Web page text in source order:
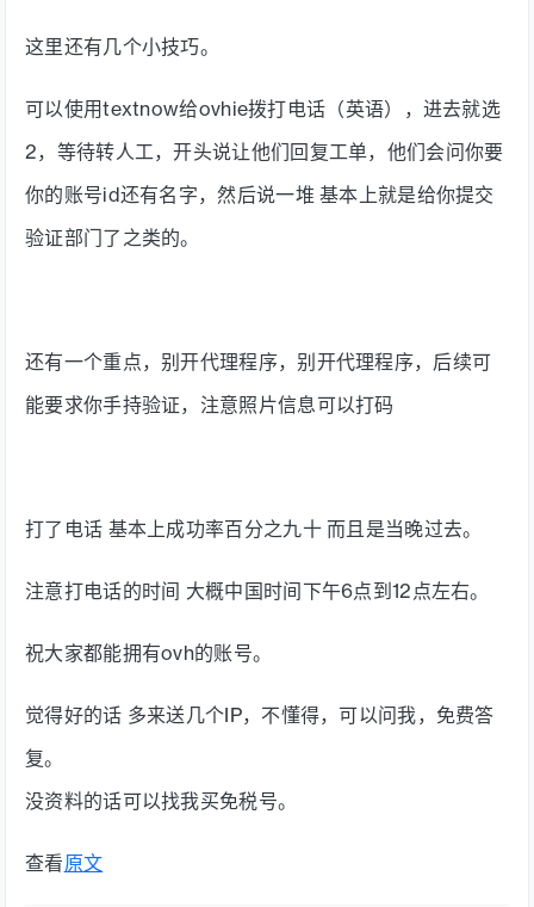
这里还有几个小技巧。
可以使用textnow给ovhie拨打电话（英语），进去就选
2，等待转人工，开头说让他们回复工单，他们会问你要
你的账号id还有名字，然后说一堆 基本上就是给你提交
验证部门了之类的。
还有一个重点，别开代理程序，别开代理程序，后续可
能要求你手持验证，注意照片信息可以打码
打了电话 基本上成功率百分之九十 而且是当晚过去。
注意打电话的时间 大概中国时间下午6点到12点左右。
祝大家都能拥有ovh的账号。
觉得好的话 多来送几个IP，不懂得，可以问我，免费答
复。
没资料的话可以找我买免税号。
查看原文